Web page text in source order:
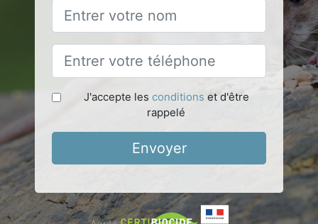
J'accepte les conditions et d'être
rappelé
Envoyer